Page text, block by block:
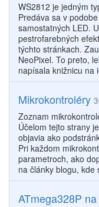
WS2812 je jedným
Predáva sa v
samostatných LED.
pestrofarebných
týchto stránkach.
NeoPixel. To preto,
napísala knižnicu na
Mikrokontroléry
Zoznam
Účelom tejto strany
objavia ako
Pri každom
parametroch, ako
na články blogu,
ATmega328P